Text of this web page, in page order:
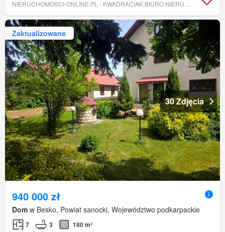
Zaktualizowane
30 Zdjęcia
940 000 zł
Dom w Besko, Powiat sanocki, Województwo podkarpackie
7 3 180 m²